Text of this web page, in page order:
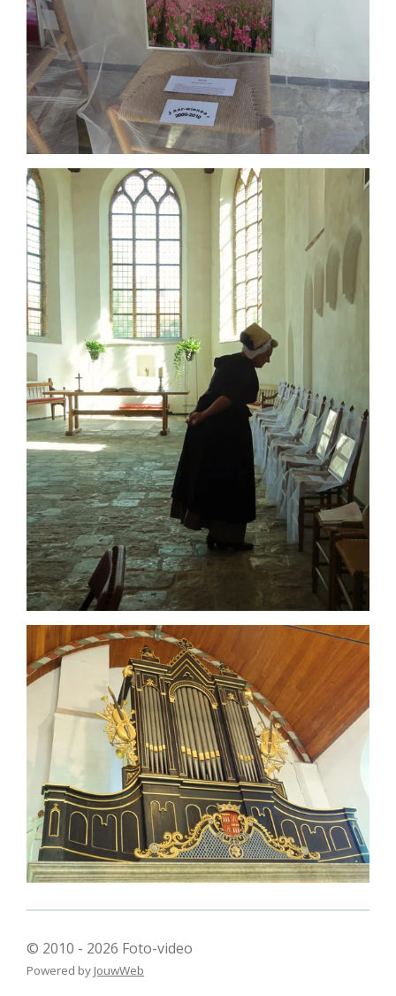
© 2010 - 2026 Foto-video
Powered by JouwWeb